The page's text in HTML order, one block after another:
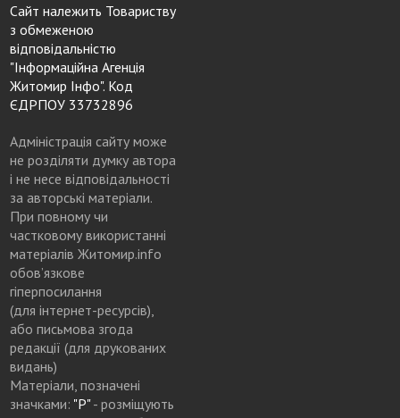
Сайт належить Товариству
з обмеженою
відповідальністю
"Інформаційна Агенція
Житомир Інфо". Код
ЄДРПОУ 33732896
Адміністрація сайту може
не розділяти думку автора
і не несе відповідальності
за авторські матеріали.
При повному чи
частковому використанні
матеріалів Житомир.info
обов’язкове
гіперпосилання
(для інтернет-ресурсів),
або письмова згода
редакції (для друкованих
видань)
Матеріали, позначені
значками: "Р"- розміщують